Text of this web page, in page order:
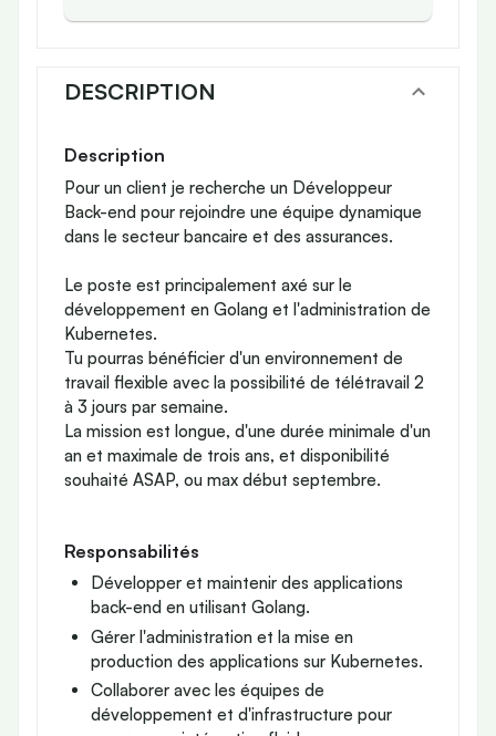
DESCRIPTION
Description
Pour un client je recherche un Développeur
Back-end pour rejoindre une équipe dynamique
dans le secteur bancaire et des assurances.
Le poste est principalement axé sur le
développement en Golang et l'administration de
Kubernetes.
Tu pourras bénéficier d'un environnement de
travail flexible avec la possibilité de télétravail 2
à 3 jours par semaine.
La mission est longue, d'une durée minimale d'un
an et maximale de trois ans, et disponibilité
souhaité ASAP, ou max début septembre.
Responsabilités
Développer et maintenir des applications
back-end en utilisant Golang.
Gérer l'administration et la mise en
production des applications sur Kubernetes.
Collaborer avec les équipes de
développement et d'infrastructure pour